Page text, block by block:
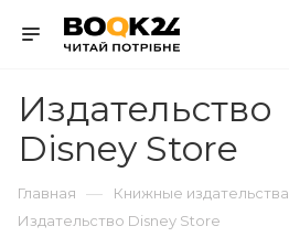
Издательство
Disney Store
Главная — Книжные издательства
Издательство Disney Store